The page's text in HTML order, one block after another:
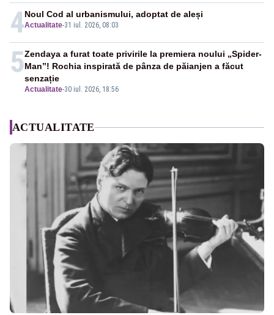
4Actualitate-31 iul. 2026, 08:03
Noul Cod al urbanismului, adoptat de aleși
5
Actualitate-30 iul. 2026, 18:56
Zendaya a furat toate privirile la premiera noului „Spider-
Man”! Rochia inspirată de pânza de păianjen a făcut
senzație
ACTUALITATE